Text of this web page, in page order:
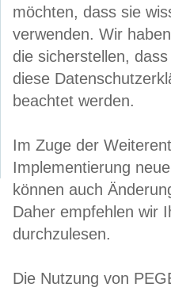
möchten, dass sie
verwenden. Wir
die sicherstellen,
diese
beachtet werden.
Im Zuge der
Implementierung
können auch
Daher empfehlen wir
durchzulesen.
Die Nutzung von